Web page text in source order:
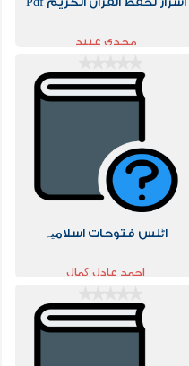
مجدي عبيد
اٹلس فتوحات اسلامیہ
احمد عادل کمال